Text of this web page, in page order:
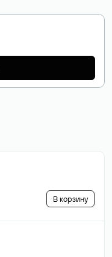
В корзину